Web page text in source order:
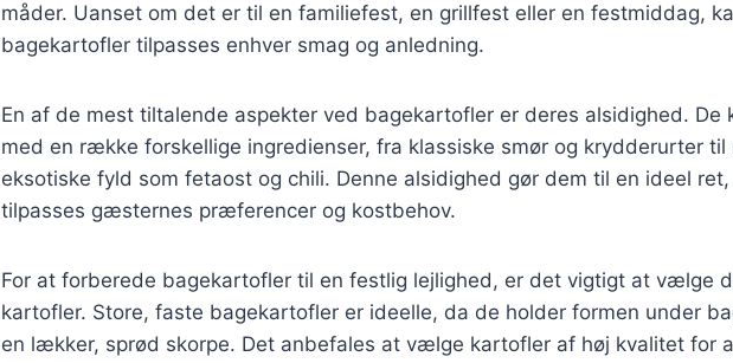
måder. Uanset om det er til en familiefest, en grillfest eller en festmiddag,
bagekartofler tilpasses enhver smag og anledning.
En af de mest tiltalende aspekter ved bagekartofler er deres alsidighed. De
med en række forskellige ingredienser, fra klassiske smør og krydderurter til
eksotiske fyld som fetaost og chili. Denne alsidighed gør dem til en ideel
tilpasses gæsternes præferencer og kostbehov.
For at forberede bagekartofler til en festlig lejlighed, er det vigtigt at vælge
kartofler. Store, faste bagekartofler er ideelle, da de holder formen under
en lækker, sprød skorpe. Det anbefales at vælge kartofler af høj kvalitet for